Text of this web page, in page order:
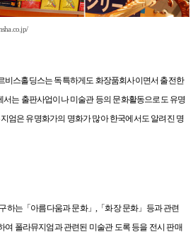
비스홀딩스는 독특하게도 화장품회사이면서 출전한
서는 출판사업이나 미술관 등의 문화활동으로도 유명
엄은 유명화가의 명화가 많아 한국에서도 알려진 명
하는「아름다움과 문화」,「화장 문화」등과 관련
여 폴라뮤지엄과 관련된 미술관 도록 등을 전시 판매